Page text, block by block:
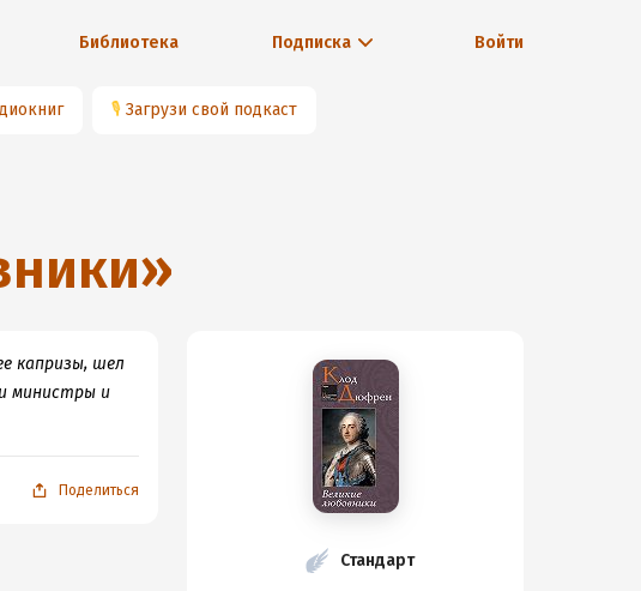
Библиотека Подписка Войти
🎙 Загрузи свой подкаст
»
капризы, шел
министры и
Поделиться
Стандарт